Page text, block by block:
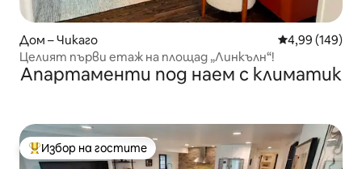
Дом – Чикаго Средна
4,99 (149)
Целият първи етаж на площад „Линкълн“!
Апартаменти под наем с климатик
Най-популярен избор на гостите
Избор на гостите